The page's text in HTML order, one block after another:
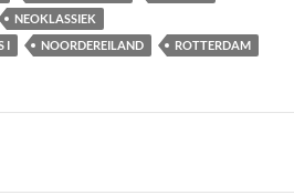
NEOKLASSIEK
I
NOORDEREILAND ROTTERDAM